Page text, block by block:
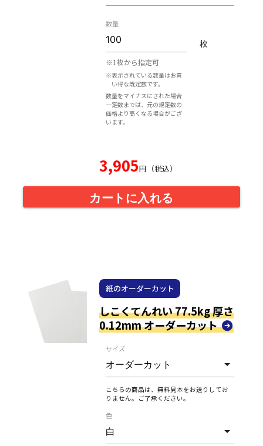
数量
※1枚から指定可
※表示されている数量はお買
い得な既定数です。
数量をマイナスにされた場合
一定数までは、元の規定数の
価格より高くなる場合がござ
います。
枚
3,905円（税込）
カートに入れる
紙のオーダーカット
しこくてんれい 77.5kg 厚さ
0.12mm オーダーカット
サイズ
こちらの商品は、無料見本をお送りしてお
りません。ご了承ください。
色